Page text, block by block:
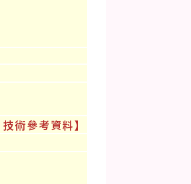
術參考資料】